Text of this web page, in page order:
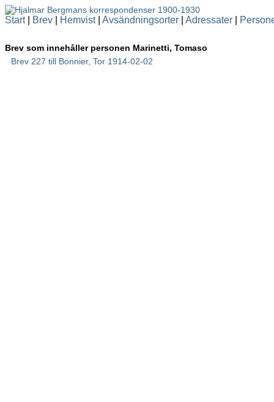
Start| Brev Hemvist| Avsändningsorter Adressater
Brev som innehåller personen Marinetti, Tomaso
Brev 227 till Bonnier, Tor 1914-02-02